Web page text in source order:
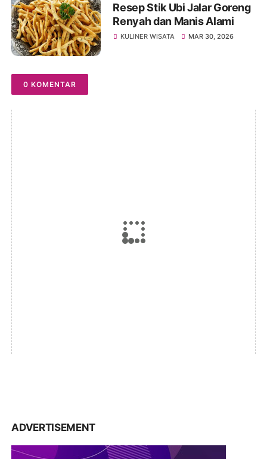
Resep Stik Ubi Jalar Goreng
Renyah dan Manis Alami
KULINER WISATA MAR 30, 2026
0 KOMENTAR
ADVERTISEMENT